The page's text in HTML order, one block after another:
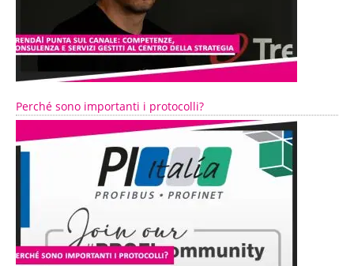
Perché sono importanti i protocolli?